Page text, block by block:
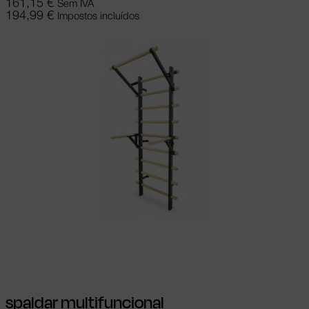
161,15 € Sem IVA
194,99 € Impostos incluídos
spaldar multifuncional